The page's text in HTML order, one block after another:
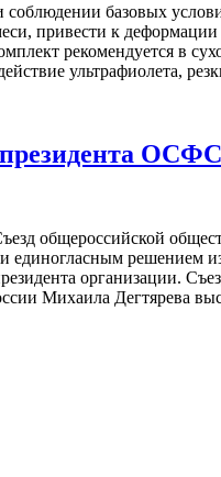
базовых
привести к
рекомендуется в
ультрафиолета,
президента
общероссийской
решением
организации.
Михаила Дегтярева